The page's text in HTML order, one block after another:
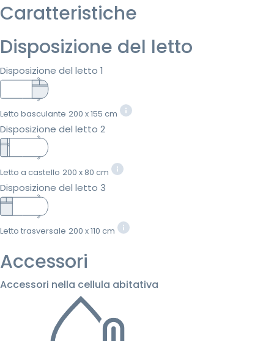
Caratteristiche
Disposizione del letto
Disposizione del letto 1
Letto basculante 200 x 155 cm
Disposizione del letto 2
Letto a castello 200 x 80 cm
Disposizione del letto 3
Letto trasversale 200 x 110 cm
Accessori
Accessori nella cellula abitativa